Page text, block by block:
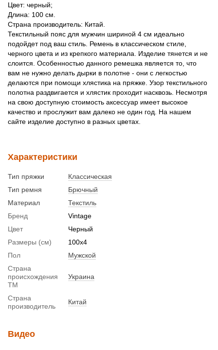
Цвет: черный;
Длина: 100 см.
Страна производитель: Китай.
Текстильный пояс для мужчин шириной 4 см идеально
подойдет под ваш стиль. Ремень в классическом стиле,
черного цвета и из крепкого материала. Изделие тянется и не
слоится. Особенностью данного ремешка является то, что
вам не нужно делать дырки в полотне - они с легкостью
делаются при помощи хлястика на пряжке. Узор текстильного
полотна раздвигается и хлястик проходит насквозь. Несмотря
на свою доступную стоимость аксессуар имеет высокое
качество и прослужит вам далеко не один год. На нашем
сайте изделие доступно в разных цветах.
Характеристики
Тип пряжки
Классическая
Тип ремня
Брючный
Материал
Текстиль
Бренд
Vintage
Цвет
Черный
Размеры (см)
100x4
Пол
Мужской
Страна
происхождения
ТМ
Украина
Страна
производитель
Китай
Видео